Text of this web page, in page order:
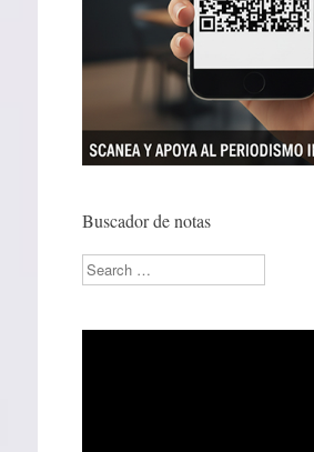
Buscador de notas
Search